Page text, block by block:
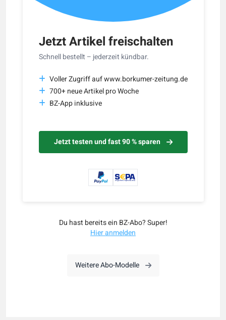
Jetzt Artikel freischalten
Schnell bestellt – jederzeit kündbar.
Voller Zugriff auf www.borkumer-zeitung.de
700+ neue Artikel pro Woche
BZ-App inklusive
Jetzt testen und fast 90 % sparen
Du hast bereits ein BZ-Abo? Super!
Hier anmelden
Weitere Abo-Modelle